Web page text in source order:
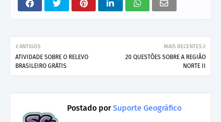
MAIS RECENTES
20 QUESTÕES SOBRE A REGIÃO
NORTE II
ANTIGOS
ATIVIDADE SOBRE O RELEVO
BRASILEIRO GRÁTIS
Postado porSuporte Geográfico